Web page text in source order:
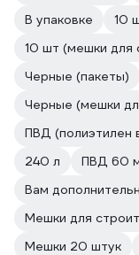
В упаковке
10
10 шт (мешки для
Черные (пакеты)
Черные (мешки
ПВД (полиэтилен
240 л
ПВД 60
Вам
Мешки для
Мешки 20 штук